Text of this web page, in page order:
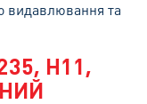
видавлювання та
H11,